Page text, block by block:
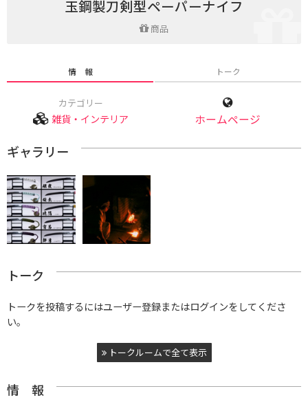
玉鋼製刀剣型ペーパーナイフ
商品
情 報 トーク
カテゴリー
雑貨・インテリア ホームページ
ギャラリー
トーク
トークを投稿するにはユーザー登録またはログインをしてくださ
い。
トークルームで全て表示
情 報